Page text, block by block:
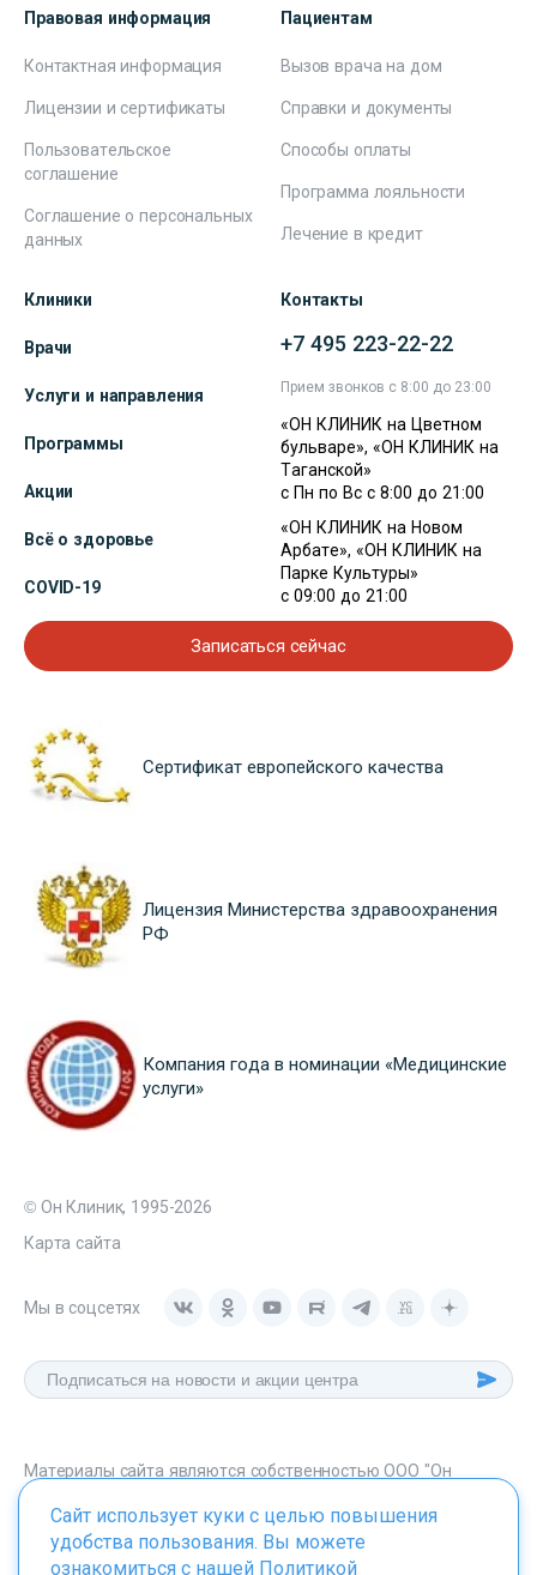
Правовая информация
Контактная информация
Лицензии и сертификаты
Пользовательское
соглашение
Соглашение о персональных
данных
Пациентам
Вызов врача на дом
Справки и документы
Способы оплаты
Программа лояльности
Лечение в кредит
Клиники
Врачи
Услуги и направления
Программы
Акции
Всё о здоровье
COVID-19
Контакты
+7 495 223-22-22
Прием звонков с 8:00 до 23:00
«ОН КЛИНИК на Цветном
бульваре», «ОН КЛИНИК на
Таганской»
с Пн по Вс с 8:00 до 21:00
«ОН КЛИНИК на Новом
Арбате», «ОН КЛИНИК на
Парке Культуры»
с 09:00 до 21:00
Записаться сейчас
Сертификат европейского качества
Лицензия Министерства здравоохранения
РФ
Компания года в номинации «Медицинские
услуги»
© Он Клиник, 1995-2026
Карта сайта
Мы в соцсетях
Материалы сайта являются собственностью ООО "Он
onclinic.ru запрещено в соответствии со статьей 1259 ГК. РФ.
Сайт использует куки с целью повышения
удобства пользования. Вы можете
ознакомиться с нашей Политикой